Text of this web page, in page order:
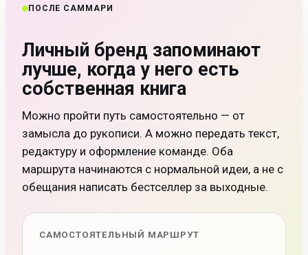
ПОСЛЕ САММАРИ
Личный бренд запоминают
лучше, когда у него есть
собственная книга
Можно пройти путь самостоятельно — от
замысла до рукописи. А можно передать текст,
редактуру и оформление команде. Оба
маршрута начинаются с нормальной идеи, а не с
обещания написать бестселлер за выходные.
САМОСТОЯТЕЛЬНЫЙ МАРШРУТ